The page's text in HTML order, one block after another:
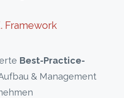
Framework
Best-Practice-
& Management